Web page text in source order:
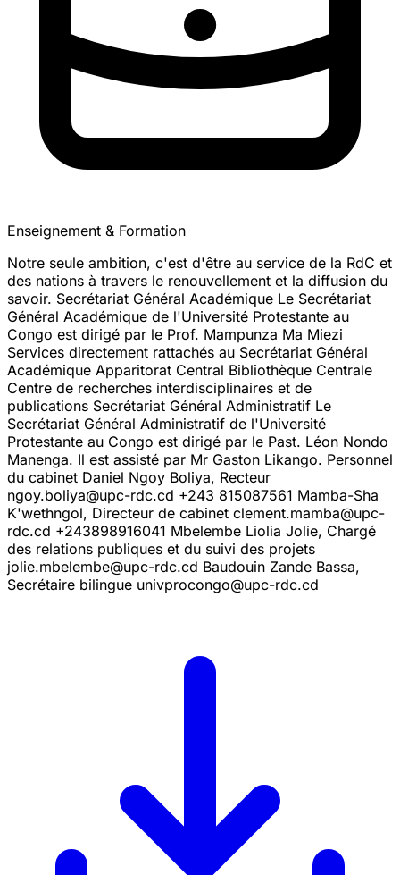
Enseignement & Formation
Notre seule ambition, c'est d'être au service de la RdC et
des nations à travers le renouvellement et la diffusion du
savoir. Secrétariat Général Académique Le Secrétariat
Général Académique de l'Université Protestante au
Congo est dirigé par le Prof. Mampunza Ma Miezi
Services directement rattachés au Secrétariat Général
Académique Apparitorat Central Bibliothèque Centrale
Centre de recherches interdisciplinaires et de
publications Secrétariat Général Administratif Le
Secrétariat Général Administratif de l'Université
Protestante au Congo est dirigé par le Past. Léon Nondo
Manenga. Il est assisté par Mr Gaston Likango. Personnel
du cabinet Daniel Ngoy Boliya, Recteur
ngoy.boliya@upc-rdc.cd +243 815087561 Mamba-Sha
K'wethngol, Directeur de cabinet clement.mamba@upc-
rdc.cd +243898916041 Mbelembe Liolia Jolie, Chargé
des relations publiques et du suivi des projets
jolie.mbelembe@upc-rdc.cd Baudouin Zande Bassa,
Secrétaire bilingue univprocongo@upc-rdc.cd